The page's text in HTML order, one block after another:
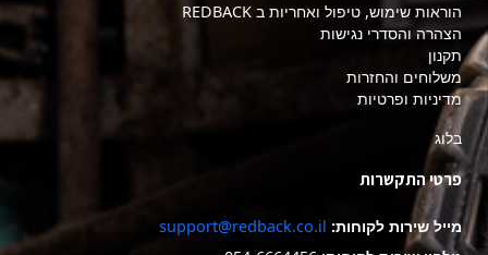
הוראות שימוש, טיפול ואחריות ב REDBACK
הצהרה והסדרי נגישות
תקנון
משלוחים והחזרות
מדיניות ופרטיות
בלוג
פרטי התקשרות
מייל שירות לקוחות: support@redback.co.il